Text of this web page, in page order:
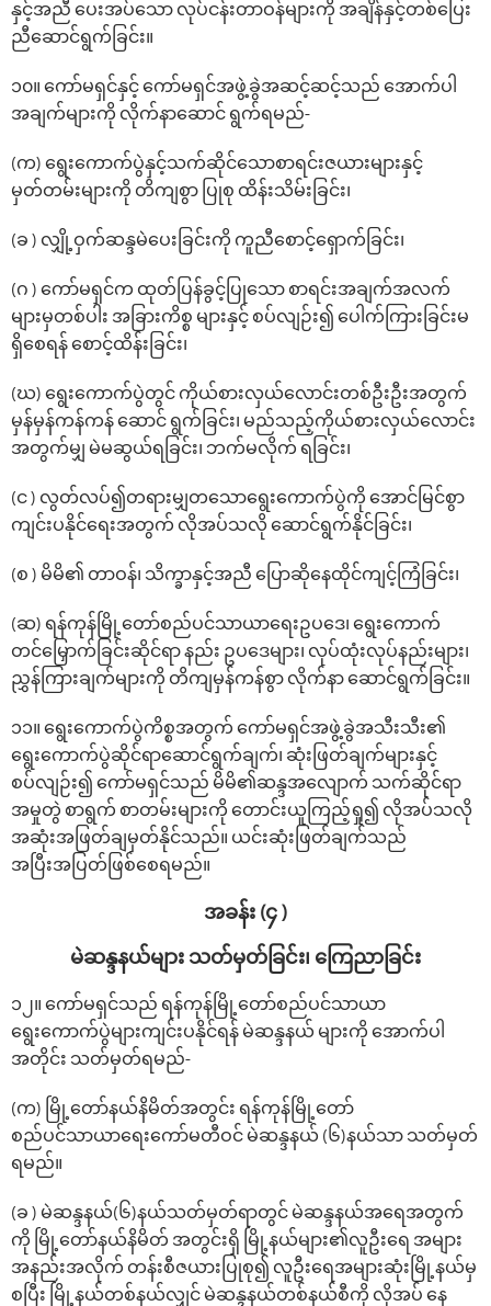
နှင့်အညီ ပေးအပ်သော လုပ်ငန်းတာဝန်များကို အချိန်နှင့်တစ်ပြေး
ညီဆောင်ရွက်ခြင်း။
၁၀။ ကော်မရှင်နှင့် ကော်မရှင်အဖွဲ့ခွဲအဆင့်ဆင့်သည် အောက်ပါ
အချက်များကို လိုက်နာဆောင် ရွက်ရမည်-
(က) ရွေးကောက်ပွဲနှင့်သက်ဆိုင်သောစာရင်းဇယားများနှင့်
မှတ်တမ်းများကို တိကျစွာ ပြုစု ထိန်းသိမ်းခြင်း၊
(ခ ) လျှို့ဝှက်ဆန္ဒမဲပေးခြင်းကို ကူညီစောင့်ရှောက်ခြင်း၊
(ဂ ) ကော်မရှင်က ထုတ်ပြန်ခွင့်ပြုသော စာရင်းအချက်အလက်
များမှတစ်ပါး အခြားကိစ္စ များနှင့် စပ်လျဉ်း၍ ပေါက်ကြားခြင်းမ
ရှိစေရန် စောင့်ထိန်းခြင်း၊
(ဃ) ရွေးကောက်ပွဲတွင် ကိုယ်စားလှယ်လောင်းတစ်ဦးဦးအတွက်
မှန်မှန်ကန်ကန် ဆောင် ရွက်ခြင်း၊ မည်သည့်ကိုယ်စားလှယ်လောင်း
အတွက်မျှ မဲမဆွယ်ရခြင်း၊ ဘက်မလိုက် ရခြင်း၊
(င ) လွတ်လပ်၍တရားမျှတသောရွေးကောက်ပွဲကို အောင်မြင်စွာ
ကျင်းပနိုင်ရေးအတွက် လိုအပ်သလို ဆောင်ရွက်နိုင်ခြင်း၊
(စ ) မိမိ၏ တာဝန်၊ သိက္ခာနှင့်အညီ ပြောဆိုနေထိုင်ကျင့်ကြံခြင်း၊
(ဆ) ရန်ကုန်မြို့တော်စည်ပင်သာယာရေးဥပဒေ၊ ရွေးကောက်
တင်မြှောက်ခြင်းဆိုင်ရာ နည်း ဥပဒေများ၊ လုပ်ထုံးလုပ်နည်းများ၊
ညွှန်ကြားချက်များကို တိကျမှန်ကန်စွာ လိုက်နာ ဆောင်ရွက်ခြင်း။
၁၁။ ရွေးကောက်ပွဲကိစ္စအတွက် ကော်မရှင်အဖွဲ့ခွဲအသီးသီး၏
ရွေးကောက်ပွဲဆိုင်ရာဆောင်ရွက်ချက်၊ ဆုံးဖြတ်ချက်များနှင့်
စပ်လျဉ်း၍ ကော်မရှင်သည် မိမိ၏ဆန္ဒအလျောက် သက်ဆိုင်ရာ
အမှုတွဲ စာရွက် စာတမ်းများကို တောင်းယူကြည့်ရှု၍ လိုအပ်သလို
အဆုံးအဖြတ်ချမှတ်နိုင်သည်။ ယင်းဆုံးဖြတ်ချက်သည်
အပြီးအပြတ်ဖြစ်စေရမည်။
အခန်း (၄ )
မဲဆန္ဒနယ်များ သတ်မှတ်ခြင်း၊ ‌ကြေညာခြင်း
၁၂။ ကော်မရှင်သည် ရန်ကုန်မြို့တော်စည်ပင်သာယာ
ရွေးကောက်ပွဲများကျင်းပနိုင်ရန် မဲဆန္ဒနယ် များကို အောက်ပါ
အတိုင်း သတ်မှတ်ရမည်-
(က) မြို့တော်နယ်နိမိတ်အတွင်း ရန်ကုန်မြို့တော်
စည်ပင်သာယာရေးကော်မတီဝင် မဲဆန္ဒနယ် (၆)နယ်သာ သတ်မှတ်
ရမည်။
(ခ ) မဲဆန္ဒနယ်(၆)နယ်သတ်မှတ်ရာတွင် မဲဆန္ဒနယ်အရေအတွက်
ကို မြို့တော်နယ်နိမိတ် အတွင်းရှိ မြို့နယ်များ၏လူဦးရေ အများ
အနည်းအလိုက် တန်းစီဇယားပြုစု၍ လူဦးရေအများဆုံးမြို့နယ်မှ
စပြီး မြို့နယ်တစ်နယ်လျှင် မဲဆန္ဒနယ်တစ်နယ်စီကို လိုအပ် နေ